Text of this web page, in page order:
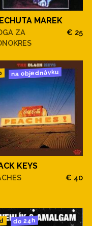
MAREK
ZA
€ 25
na objednávku
KEYS
€ 40
do 24h